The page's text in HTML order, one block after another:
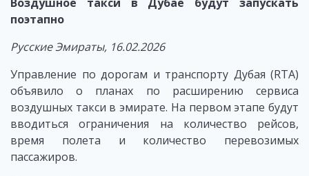
поэтапно
Русские Эмираты, 16.02.2026
Управление по дорогам и транспорту Дубая (RTA)
объявило о планах по расширению сервиса
воздушных такси в эмирате. На первом этапе будут
вводиться ограничения на количество рейсов,
время полета и количество перевозимых
пассажиров.